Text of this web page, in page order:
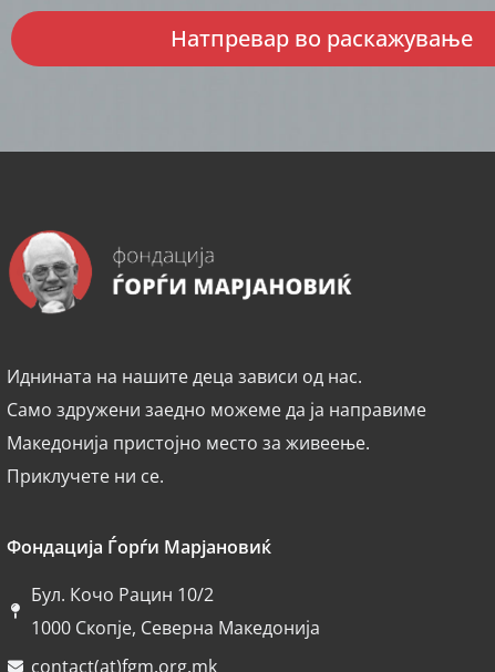
Натпревар во раскажување
Иднината на нашите деца зависи од нас.
Само здружени заедно можеме да ја направиме
Македонија пристојно место за живеење.
Приклучете ни се.
Фондација Ѓорѓи Марјановиќ
Бул. Кочо Рацин 10/2
1000 Скопје, Северна Македонија
contact(at)fgm.org.mk